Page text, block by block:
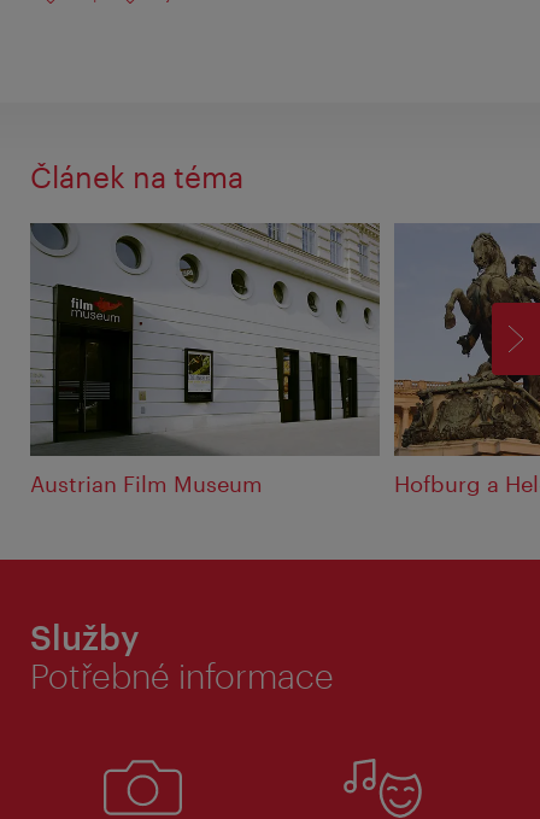
Článek na téma
Austrian Film Museum Hofburg a
Služby
Potřebné informace